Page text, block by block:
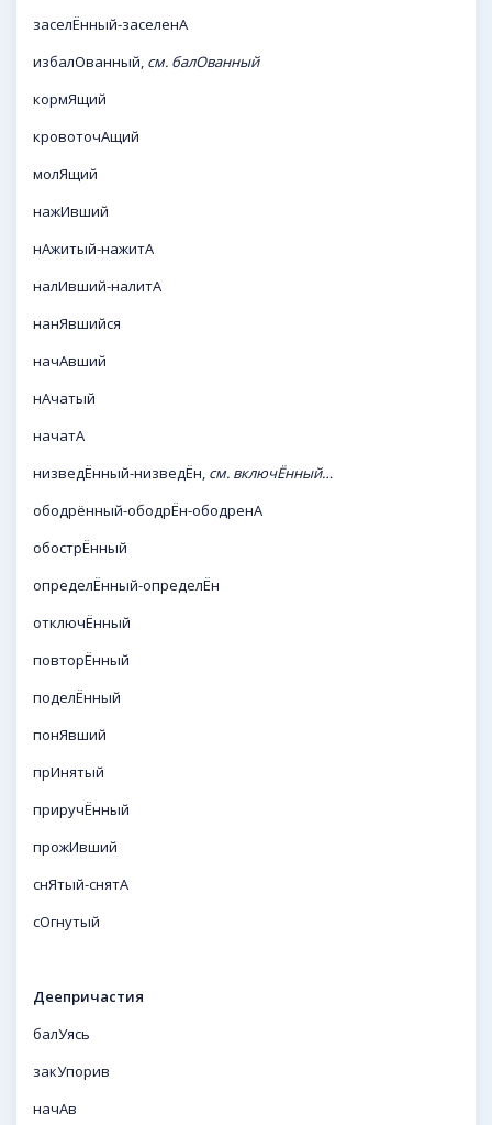
заселЁнный-заселенА
избалОванный, см. балОванный
кормЯщий
кровоточАщий
молЯщий
нажИвший
нАжитый-нажитА
налИвший-налитА
нанЯвшийся
начАвший
нАчатый
начатА
низведЁнный-низведЁн, см. включЁнный…
ободрённый-ободрЁн-ободренА
обострЁнный
определЁнный-определЁн
отключЁнный
повторЁнный
поделЁнный
понЯвший
прИнятый
приручЁнный
прожИвший
снЯтый-снятА
сОгнутый
Деепричастия
балУясь
закУпорив
начАв